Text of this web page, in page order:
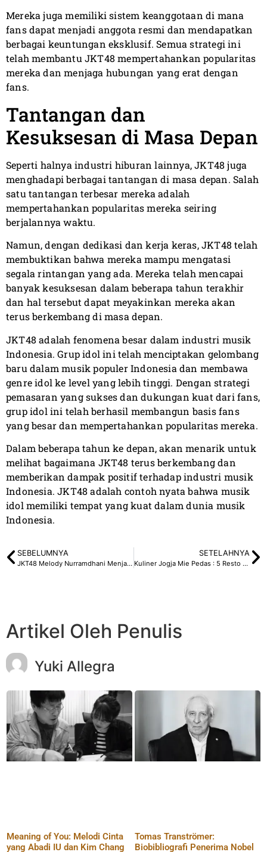
Mereka juga memiliki sistem keanggotaan di mana
fans dapat menjadi anggota resmi dan mendapatkan
berbagai keuntungan eksklusif. Semua strategi ini
telah membantu JKT48 mempertahankan popularitas
mereka dan menjaga hubungan yang erat dengan
fans.
Tantangan dan
Kesuksesan di Masa Depan
Seperti halnya industri hiburan lainnya, JKT48 juga
menghadapi berbagai tantangan di masa depan. Salah
satu tantangan terbesar mereka adalah
mempertahankan popularitas mereka seiring
berjalannya waktu.
Namun, dengan dedikasi dan kerja keras, JKT48 telah
membuktikan bahwa mereka mampu mengatasi
segala rintangan yang ada. Mereka telah mencapai
banyak kesuksesan dalam beberapa tahun terakhir
dan hal tersebut dapat meyakinkan mereka akan
terus berkembang di masa depan.
JKT48 adalah fenomena besar dalam industri musik
Indonesia. Grup idol ini telah menciptakan gelombang
baru dalam musik populer Indonesia dan membawa
genre idol ke level yang lebih tinggi. Dengan strategi
pemasaran yang sukses dan dukungan kuat dari fans,
grup idol ini telah berhasil membangun basis fans
yang besar dan mempertahankan popularitas mereka.
Dalam beberapa tahun ke depan, akan menarik untuk
melihat bagaimana JKT48 terus berkembang dan
memberikan dampak positif terhadap industri musik
Indonesia. JKT48 adalah contoh nyata bahwa musik
idol memiliki tempat yang kuat dalam dunia musik
Indonesia.
SEBELUMNYA
JKT48 Melody Nurramdhani Menjadi Lirik Lagu Kitagawa Kenji
SETELAHNYA
Kuliner Jogja Mie Pedas : 5 Resto Spesial Mie Pedas
Artikel Oleh Penulis
Yuki Allegra
Meaning of You: Melodi Cinta
yang Abadi IU dan Kim Chang
Tomas Tranströmer:
Biobibliografi Penerima Nobel